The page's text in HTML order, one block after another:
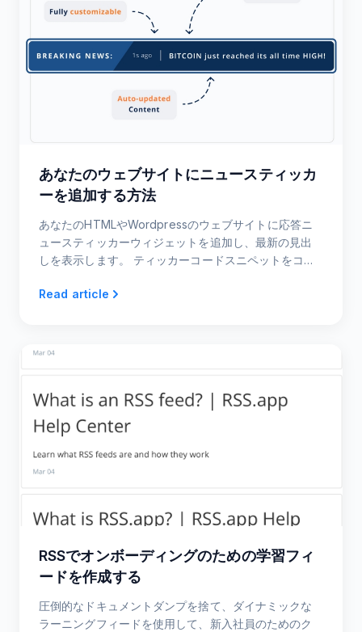
あなたのウェブサイトにニュースティッカ
ーを追加する方法
あなたのHTMLやWordpressのウェブサイトに応答ニ
ュースティッカーウィジェットを追加し、最新の見出
しを表示します。 ティッカーコードスニペットをコピ
Read article
RSSでオンボーディングのための学習フィ
ードを作成する
圧倒的なドキュメントダンプを捨て、ダイナミックな
ラーニングフィードを使用して、新入社員のためのク